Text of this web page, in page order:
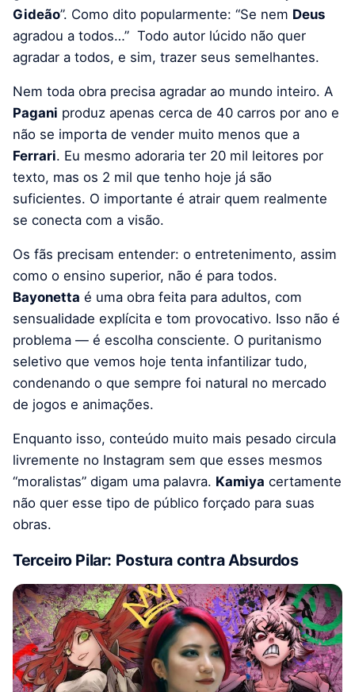
Gideão”. Como dito popularmente: “Se nem Deus
agradou a todos…” Todo autor lúcido não quer
agradar a todos, e sim, trazer seus semelhantes.
Nem toda obra precisa agradar ao mundo inteiro. A
Pagani produz apenas cerca de 40 carros por ano e
não se importa de vender muito menos que a
Ferrari. Eu mesmo adoraria ter 20 mil leitores por
texto, mas os 2 mil que tenho hoje já são
suficientes. O importante é atrair quem realmente
se conecta com a visão.
Os fãs precisam entender: o entretenimento, assim
como o ensino superior, não é para todos.
Bayonetta é uma obra feita para adultos, com
sensualidade explícita e tom provocativo. Isso não é
problema — é escolha consciente. O puritanismo
seletivo que vemos hoje tenta infantilizar tudo,
condenando o que sempre foi natural no mercado
de jogos e animações.
Enquanto isso, conteúdo muito mais pesado circula
livremente no Instagram sem que esses mesmos
“moralistas” digam uma palavra. Kamiya certamente
não quer esse tipo de público forçado para suas
obras.
Terceiro Pilar: Postura contra Absurdos